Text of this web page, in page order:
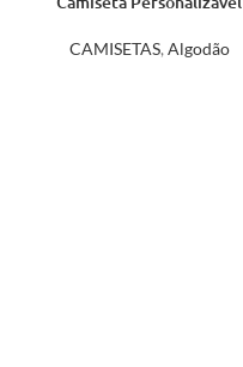
CAMISETAS, Algodão